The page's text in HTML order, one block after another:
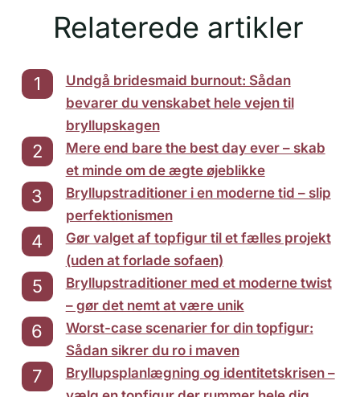
Relaterede artikler
Undgå bridesmaid burnout: Sådan
bevarer du venskabet hele vejen til
bryllupskagen
Mere end bare the best day ever – skab
et minde om de ægte øjeblikke
Bryllupstraditioner i en moderne tid – slip
perfektionismen
Gør valget af topfigur til et fælles projekt
(uden at forlade sofaen)
Bryllupstraditioner med et moderne twist
– gør det nemt at være unik
Worst-case scenarier for din topfigur:
Sådan sikrer du ro i maven
Bryllupsplanlægning og identitetskrisen –